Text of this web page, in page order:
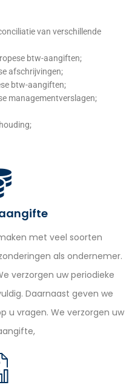
van verschillende
btw-aangiften;
afschrijvingen;
btw-aangiften;
managementverslagen;
met veel soorten
als ondernemer.
verzorgen uw periodieke
Daarnaast geven we
u vragen. We verzorgen uw